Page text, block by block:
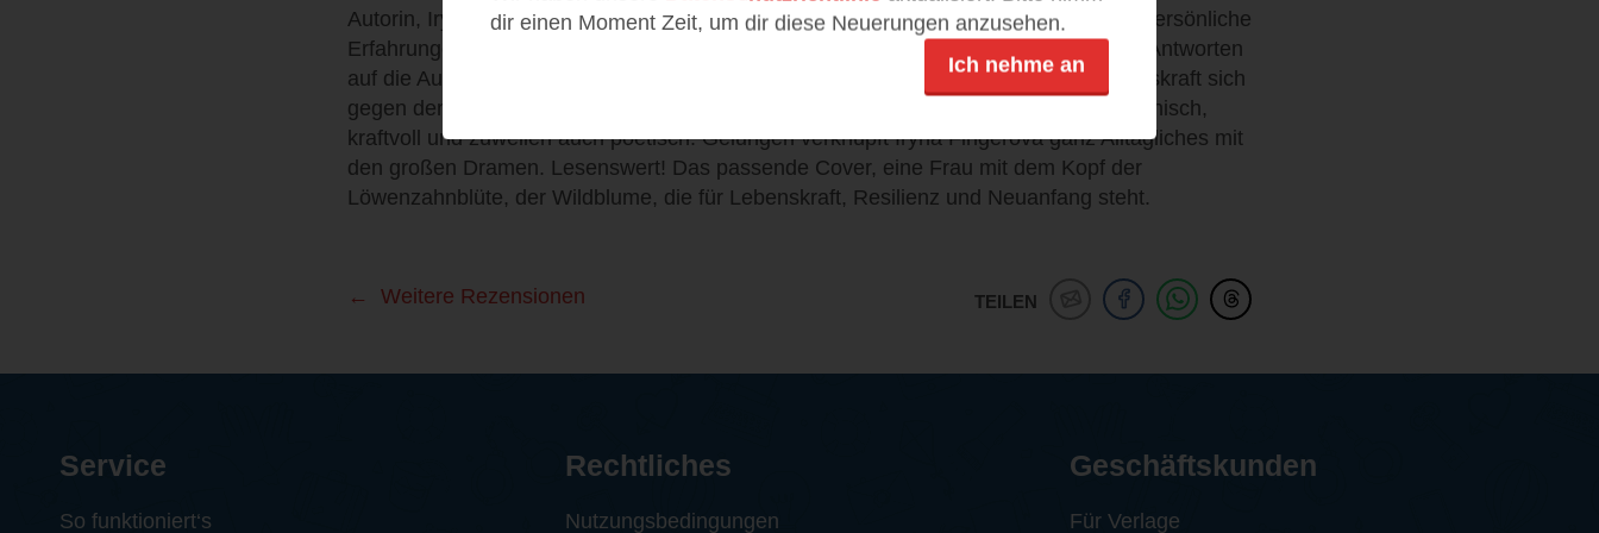
Autorin, Iryna Fingerova, ebenfalls Ärztin mit ukrainischen Wurzel, hat hier sehr viel persönliche
Erfahrungen einfließen lassen. Ihr vielschichtiger Roman beschreibt die Suche nach Antworten
auf die Auswirkungen eines Krieges. Der Protagonistin gelingt es, sich mit viel Lebenskraft sich
gegen den Sturm zu stellen. Ganz wunderbar erzählt in einem sehr eigenen Stil, lakonisch,
kraftvoll und zuweilen auch poetisch. Gelungen verknüpft Iryna Fingerova ganz Alltägliches mit
den großen Dramen. Lesenswert! Das passende Cover, eine Frau mit dem Kopf der
Löwenzahnblüte, der Wildblume, die für Lebenskraft, Resilienz und Neuanfang steht.
TEILEN
Weitere Rezensionen
dir einen Moment Zeit, um dir diese Neuerungen anzusehen.
Ich nehme an
Service
So funktioniert‘s
Rechtliches
Nutzungsbedingungen
Geschäftskunden
Für Verlage